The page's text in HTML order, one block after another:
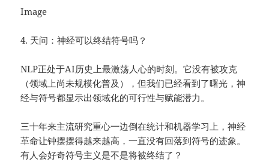
Image
4. 天问：神经可以终结符号吗？
NLP正处于AI历史上最激荡人心的时刻。它没有被攻克
（领域上尚未规模化普及），但我们已经看到了曙光，神
经与符号都显示出领域化的可行性与赋能潜力。
三十年来主流研究重心⼀边倒在统计和机器学习上，神经
革命让钟摆摆得越来越高，一直没有回落到符号的迹象。
有人会好奇符号主义是不是将被终结了？